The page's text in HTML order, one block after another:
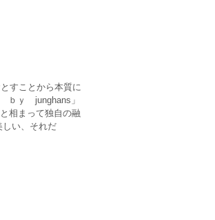
すことから本質に
ｂｙ junghans」
相まって独自の融
い、それだ